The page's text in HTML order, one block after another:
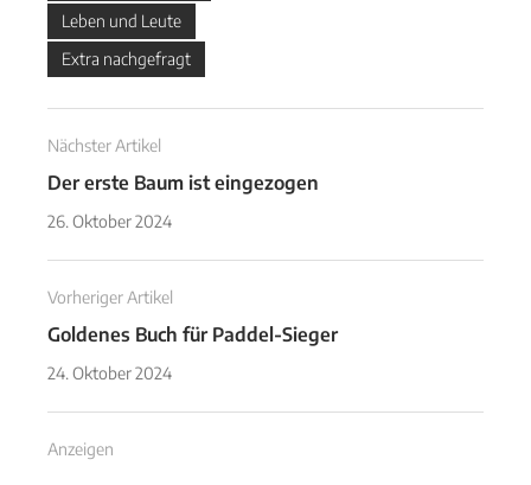
Leben und Leute
Extra nachgefragt
Nächster Artikel
Der erste Baum ist eingezogen
26. Oktober 2024
Vorheriger Artikel
Goldenes Buch für Paddel-Sieger
24. Oktober 2024
Anzeigen